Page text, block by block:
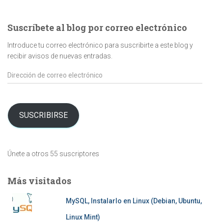
Suscríbete al blog por correo electrónico
Introduce tu correo electrónico para suscribirte a este blog y
recibir avisos de nuevas entradas.
Dirección
de
electrónico
SUSCRIBIRSE
Únete a otros 55 suscriptores
Más visitados
MySQL, Instalarlo en Linux (Debian, Ubuntu,
Linux Mint)